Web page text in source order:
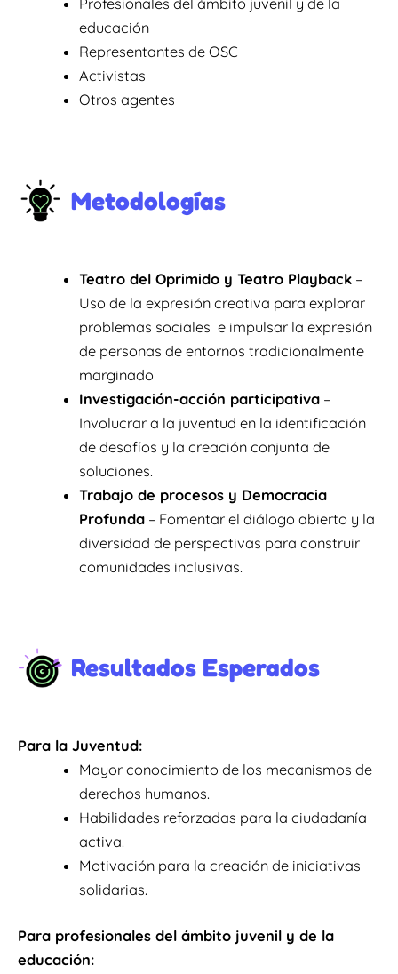
Profesionales del ámbito juvenil y de la
educación
Representantes de OSC
Activistas
Otros agentes
Metodologías
Teatro del Oprimido y Teatro Playback –
Uso de la expresión creativa para explorar
problemas sociales e impulsar la expresión
de personas de entornos tradicionalmente
marginado
Investigación-acción participativa –
Involucrar a la juventud en la identificación
de desafíos y la creación conjunta de
soluciones.
Trabajo de procesos y Democracia
Profunda – Fomentar el diálogo abierto y la
diversidad de perspectivas para construir
comunidades inclusivas.
Resultados Esperados
Para la Juventud:
Mayor conocimiento de los mecanismos de
derechos humanos.
Habilidades reforzadas para la ciudadanía
activa.
Motivación para la creación de iniciativas
solidarias.
Para profesionales del ámbito juvenil y de la
educación: